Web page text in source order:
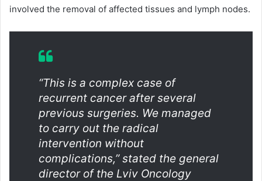
involved the removal of affected tissues and lymph nodes.
“This is a complex case of
recurrent cancer after several
previous surgeries. We managed
to carry out the radical
intervention without
complications,” stated the general
director of the Lviv Oncology